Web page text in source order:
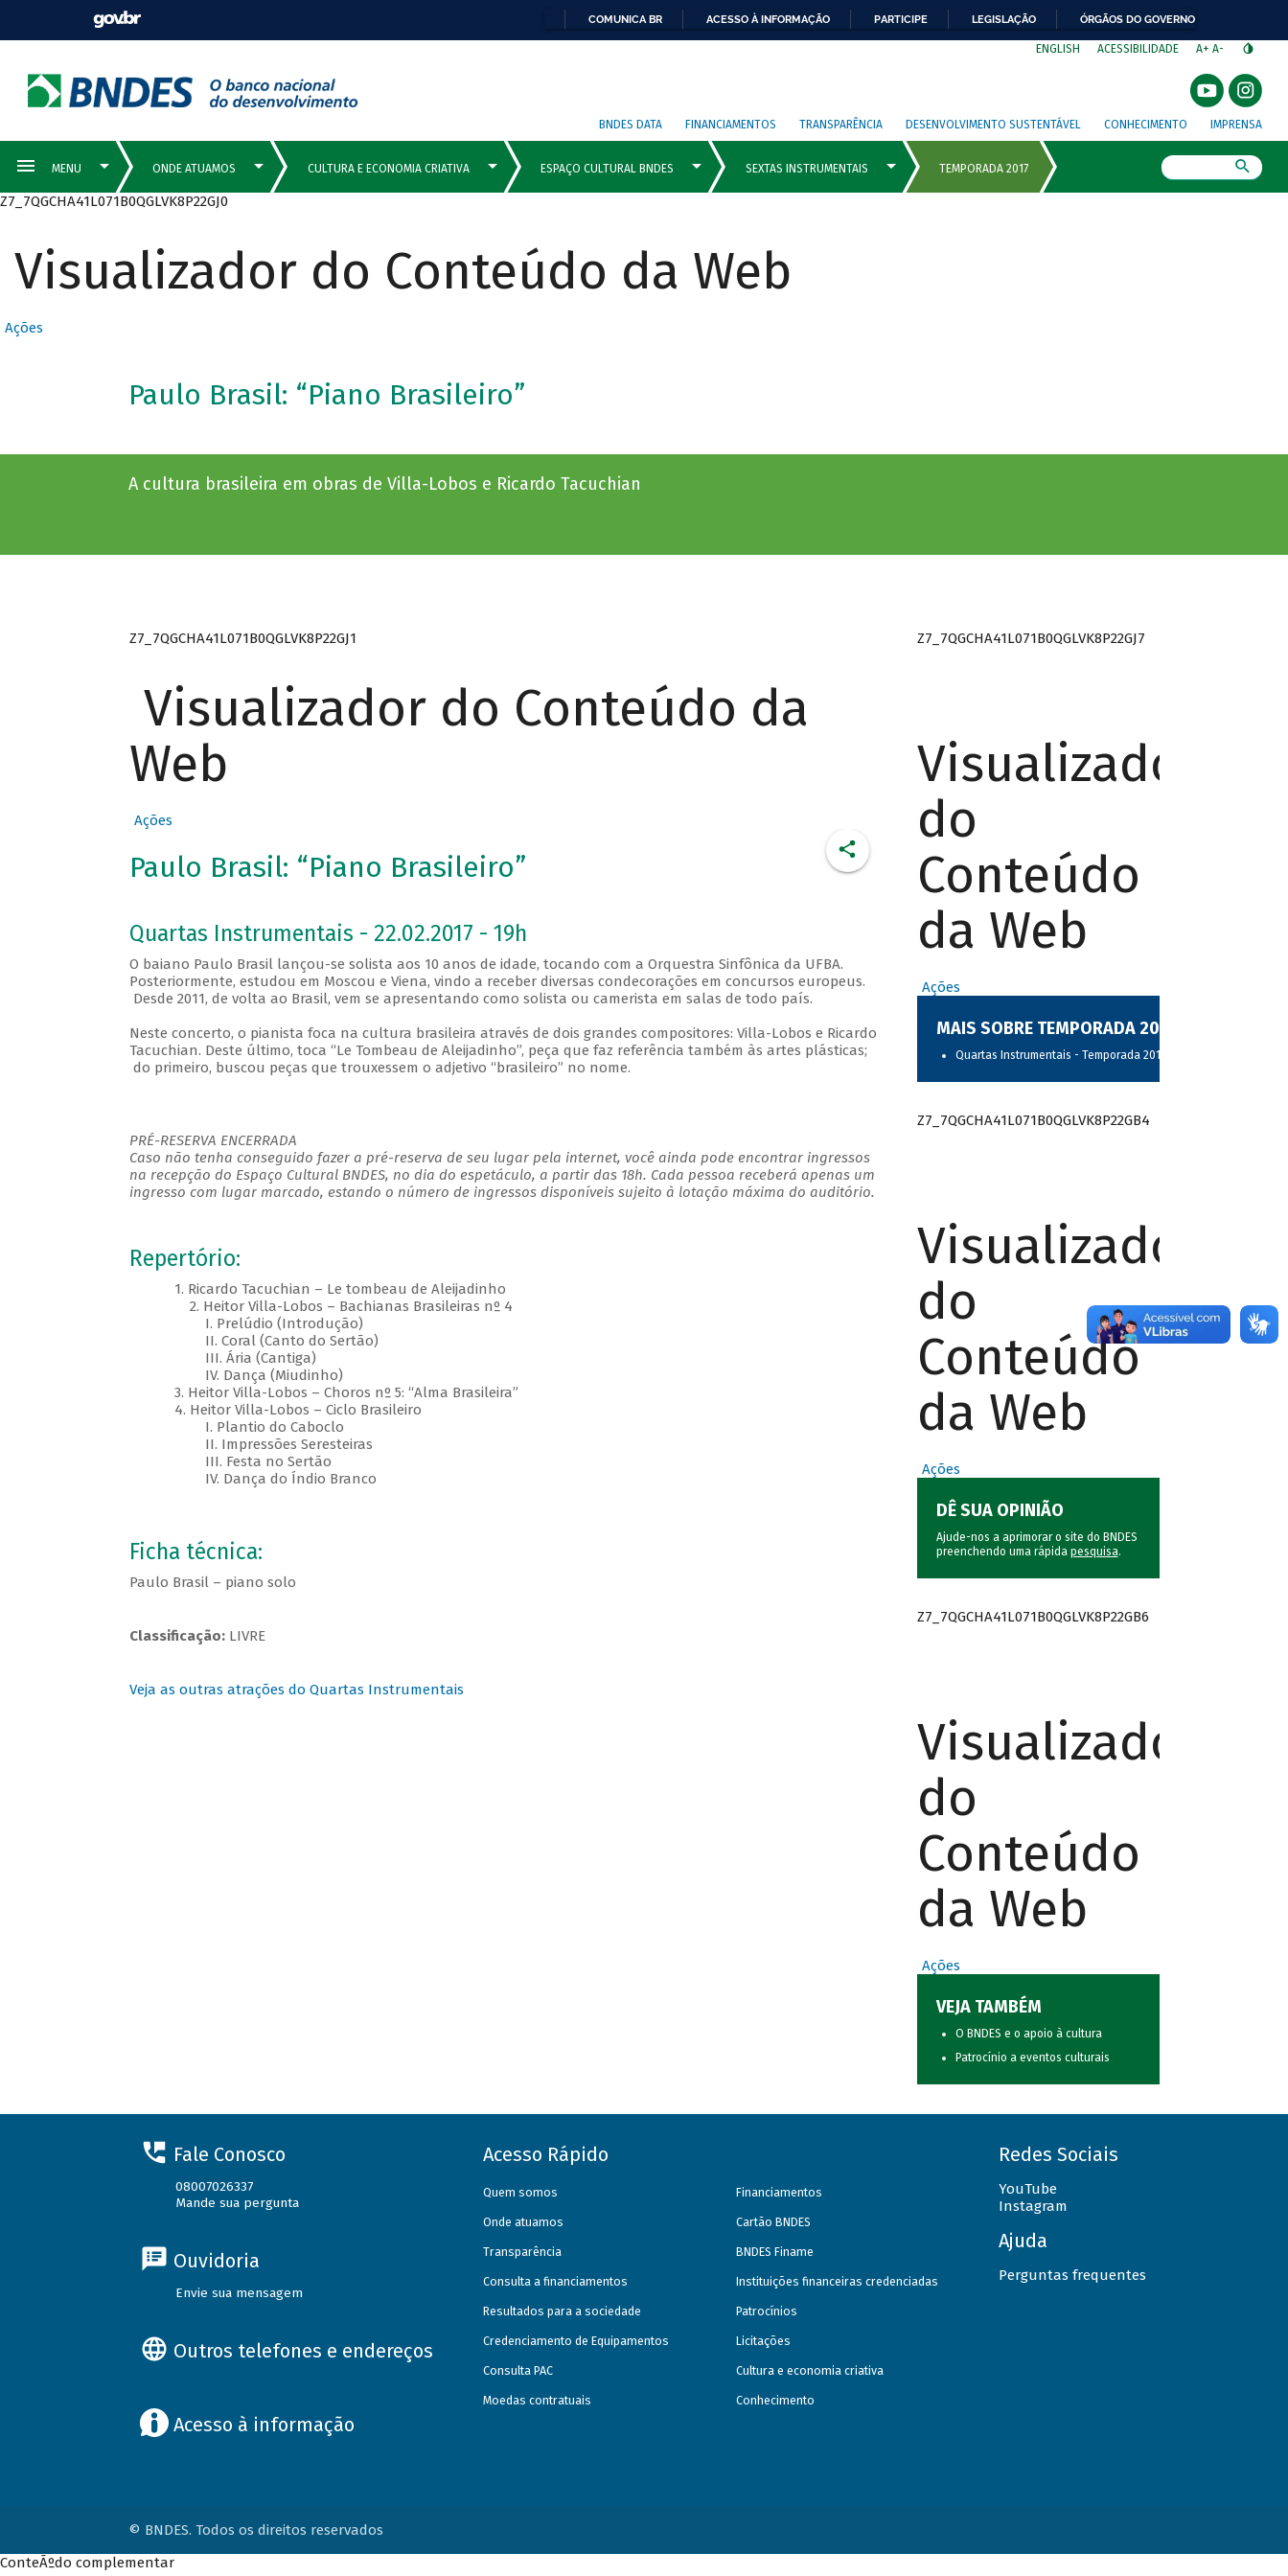
COMUNICA BR ACESSO À INFORMAÇÃO PARTICIPE LEGISLAÇÃO ÓRGÃOS DO GOVERNO
ENGLISH ACESSIBILIDADE A+ A-
BNDES DATA FINANCIAMENTOS TRANSPARÊNCIA DESENVOLVIMENTO SUSTENTÁVEL CONHECIMENTO IMPRENSA
Z7_7QGCHA41L071B0QGLVK8P22GJ0
Visualizador do Conteúdo da Web
Ações
Paulo Brasil: “Piano Brasileiro”
A cultura brasileira em obras de Villa-Lobos e Ricardo Tacuchian
Z7_7QGCHA41L071B0QGLVK8P22GJ1
Visualizador do Conteúdo da
Web
Ações
Paulo Brasil: “Piano Brasileiro”
Quartas Instrumentais - 22.02.2017 - 19h
O baiano Paulo Brasil lançou-se solista aos 10 anos de idade, tocando com a Orquestra Sinfônica da UFBA.
Posteriormente, estudou em Moscou e Viena, vindo a receber diversas condecorações em concursos europeus.
Desde 2011, de volta ao Brasil, vem se apresentando como solista ou camerista em salas de todo país.
Neste concerto, o pianista foca na cultura brasileira através de dois grandes compositores: Villa-Lobos e Ricardo
Tacuchian. Deste último, toca “Le Tombeau de Aleijadinho”, peça que faz referência também às artes plásticas;
do primeiro, buscou peças que trouxessem o adjetivo “brasileiro” no nome.
PRÉ-RESERVA ENCERRADA
Caso não tenha conseguido fazer a pré-reserva de seu lugar pela internet, você ainda pode encontrar ingressos
na recepção do Espaço Cultural BNDES, no dia do espetáculo, a partir das 18h. Cada pessoa receberá apenas um
ingresso com lugar marcado, estando o número de ingressos disponíveis sujeito à lotação máxima do auditório.
Repertório:
1. Ricardo Tacuchian – Le tombeau de Aleijadinho
2. Heitor Villa-Lobos – Bachianas Brasileiras nº 4
I. Prelúdio (Introdução)
II. Coral (Canto do Sertão)
III. Ária (Cantiga)
IV. Dança (Miudinho)
3. Heitor Villa-Lobos – Choros nº 5: “Alma Brasileira”
4. Heitor Villa-Lobos – Ciclo Brasileiro
I. Plantio do Caboclo
II. Impressões Seresteiras
III. Festa no Sertão
IV. Dança do Índio Branco
Ficha técnica:
Paulo Brasil – piano solo
Classificação:LIVRE
Veja as outras atrações do Quartas Instrumentais
Z7_7QGCHA41L071B0QGLVK8P22GJ7
Visualizador
do
Conteúdo
da Web
Ações
MAIS SOBRE TEMPORADA 2017
Quartas Instrumentais - Temporada 2017
Z7_7QGCHA41L071B0QGLVK8P22GB4
Visualizador
do
Conteúdo
da Web
Ações
DÊ SUA OPINIÃO
Ajude-nos a aprimorar o site do BNDES
preenchendo uma rápida pesquisa.
Z7_7QGCHA41L071B0QGLVK8P22GB6
Visualizador
do
Conteúdo
da Web
Ações
VEJA TAMBÉM
O BNDES e o apoio à cultura
Patrocínio a eventos culturais
Fale Conosco
08007026337
Mande sua pergunta
Ouvidoria
Envie sua mensagem
Outros telefones e endereços
Acesso à informação
Acesso Rápido
Quem somos
Onde atuamos
Transparência
Consulta a financiamentos
Resultados para a sociedade
Credenciamento de Equipamentos
Consulta PAC
Moedas contratuais
Financiamentos
Cartão BNDES
BNDES Finame
Instituições financeiras credenciadas
Patrocínios
Licitações
Cultura e economia criativa
Conhecimento
Redes Sociais
YouTube
Instagram
Ajuda
Perguntas frequentes
© BNDES. Todos os direitos reservados
ConteÃºdo complementar